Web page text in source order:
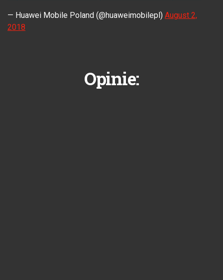
— Huawei Mobile Poland (@huaweimobilepl) August 2,
2018
Opinie: